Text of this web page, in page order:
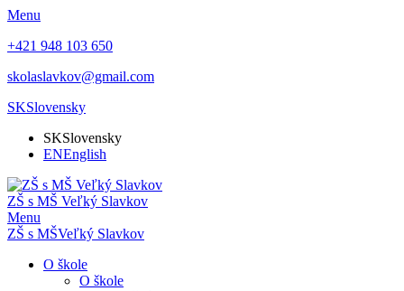
Menu
+421 948 103 650
skolaslavkov@gmail.com
SKSlovensky
SKSlovensky
ENEnglish
ZŠ s MŠ Veľký Slavkov
Menu
ZŠ s MŠVeľký Slavkov
O škole
O škole